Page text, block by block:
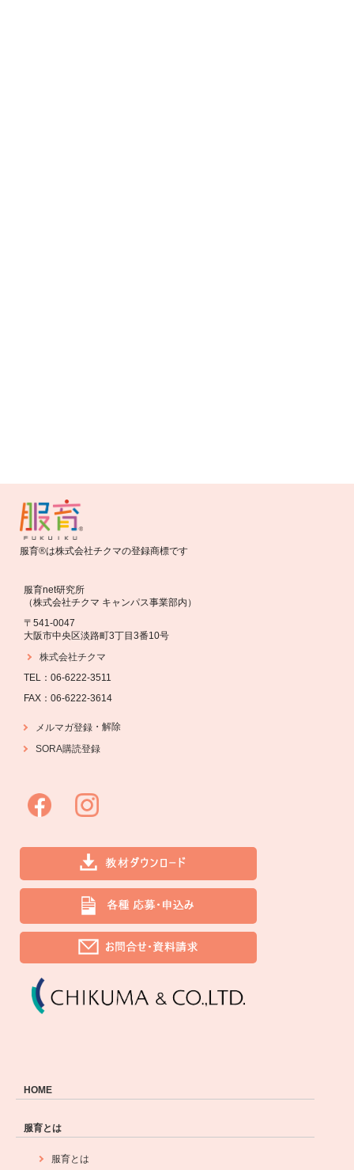
服育®は株式会社チクマの登録商標です
服育net研究所
（株式会社チクマ キャンパス事業部内）
〒541-0047
大阪市中央区淡路町3丁目3番10号
株式会社チクマ
TEL：06-6222-3511
FAX：06-6222-3614
メルマガ登録 ・ 解除
SORA購読登録
HOME
服育とは
服育とは